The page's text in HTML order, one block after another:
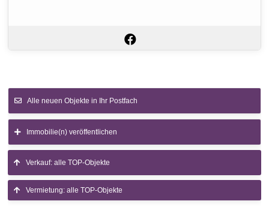
Alle neuen Objekte in Ihr Postfach
Immobilie(n) veröffentlichen
Verkauf: alle TOP-Objekte
Vermietung: alle TOP-Objekte